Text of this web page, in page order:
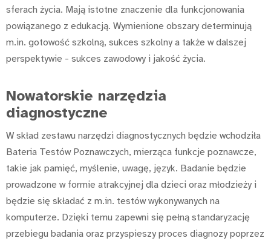
sferach życia. Mają istotne znaczenie dla funkcjonowania
powiązanego z edukacją. Wymienione obszary determinują
m.in. gotowość szkolną, sukces szkolny a także w dalszej
perspektywie - sukces zawodowy i jakość życia.
Nowatorskie narzędzia
diagnostyczne
W skład zestawu narzędzi diagnostycznych będzie wchodziła
Bateria Testów Poznawczych, mierząca funkcje poznawcze,
takie jak pamięć, myślenie, uwagę, język. Badanie będzie
prowadzone w formie atrakcyjnej dla dzieci oraz młodzieży i
będzie się składać z m.in. testów wykonywanych na
komputerze. Dzięki temu zapewni się pełną standaryzację
przebiegu badania oraz przyspieszy proces diagnozy poprzez